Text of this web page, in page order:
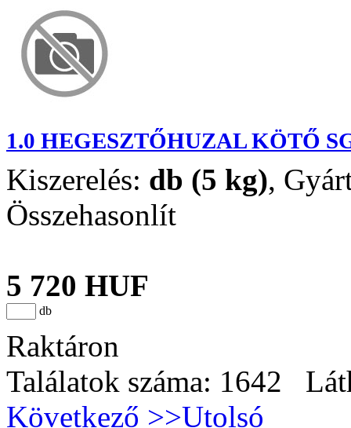
1.0 HEGESZTŐHUZAL KÖTŐ
Kiszerelés: db (5 kg),
Összehasonlít
5 720 HUF
db
Raktáron
Találatok száma: 1642
Következő >>Utolsó